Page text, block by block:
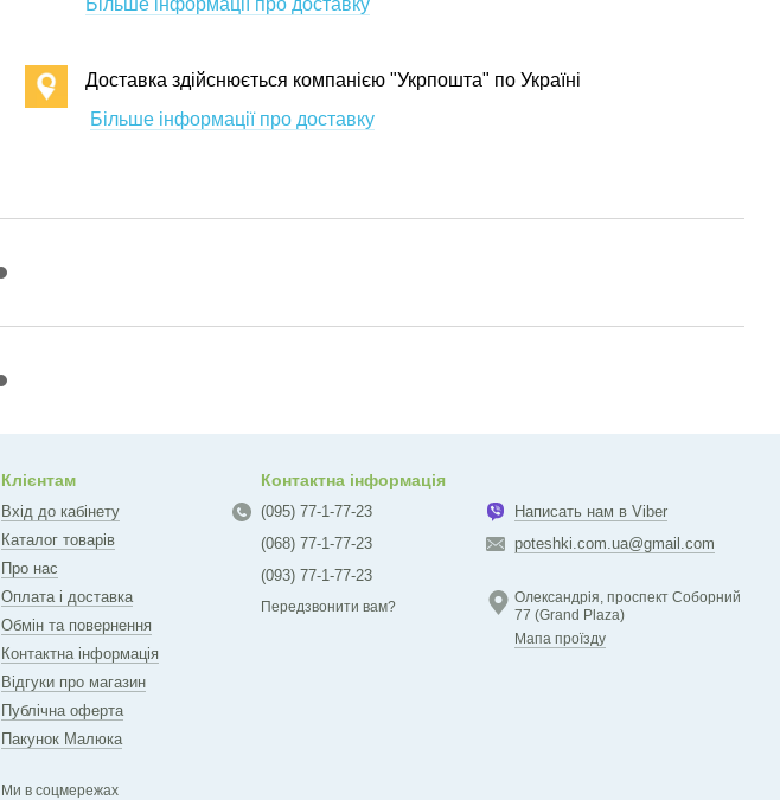
Більше інформації про доставку
Доставка здійснюється компанією "Укрпошта" по Україні
Більше інформації про доставку
Клієнтам
Вхід до кабінету
Каталог товарів
Про нас
Оплата і доставка
Обмін та повернення
Контактна інформація
Відгуки про магазин
Публічна оферта
Пакунок Малюка
Ми в соцмережах
Контактна інформація
(095) 77-1-77-23
(068) 77-1-77-23
(093) 77-1-77-23
Передзвонити вам?
Написать нам в Viber
poteshki.com.ua@gmail.com
Олександрія, проспект Соборний
77 (Grand Plaza)
Мапа проїзду